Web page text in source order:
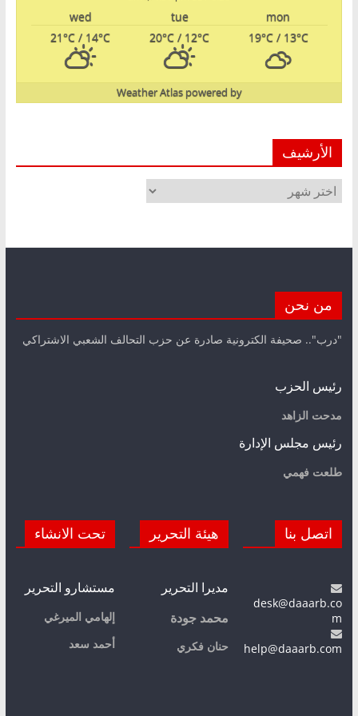
mon
tue
wed
19°C/ 13°C
20°C / 12°C
21°C / 14°C
powered by
Weather Atlas
الأرشيف
الأرشيف
من نحن
"درب".. صحيفة الكترونية صادرة عن حزب التحالف الشعبي الاشتراكي
رئيس الحزب
مدحت الزاهد
رئيس مجلس الإدارة
طلعت فهمي
اتصل بنا
desk@daaarb.co
m
help@daaarb.com
هيئة التحرير
مديرا التحرير
محمد جودة
حنان فكري
تحت الانشاء
مستشارو التحرير
إلهامي الميرغي
أحمد سعد